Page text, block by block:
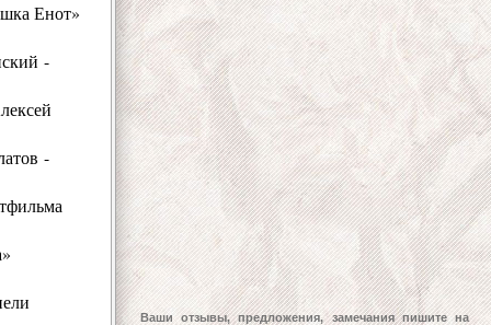
Енот»
-
-
Ваши отзывы, предложения, замечания пишите на